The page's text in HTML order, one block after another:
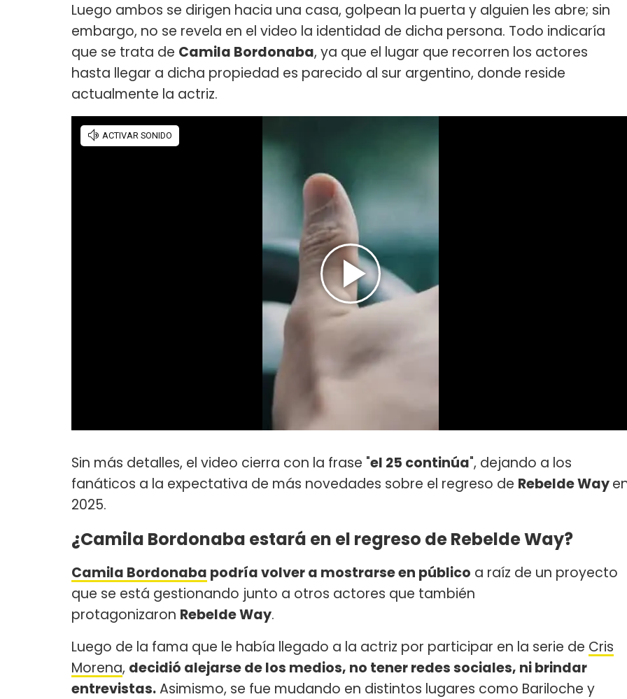
Luego ambos se dirigen hacia una casa, golpean la puerta y alguien les abre; sin
embargo, no se revela en el video la identidad de dicha persona. Todo indicaría
que se trata de Camila Bordonaba, ya que el lugar que recorren los actores
hasta llegar a dicha propiedad es parecido al sur argentino, donde reside
actualmente la actriz.
Sin más detalles, el video cierra con la frase "el 25 continúa", dejando a los
fanáticos a la expectativa de más novedades sobre el regreso de Rebelde Way
2025.
¿Camila Bordonaba estará en el regreso de Rebelde Way?
Camila Bordonaba podría volver a mostrarse en público a raíz de un proyecto
que se está gestionando junto a otros actores que también
protagonizaron Rebelde Way.
Luego de la fama que le había llegado a la actriz por participar en la serie de Cris
Morena, decidió alejarse de los medios, no tener redes sociales, ni brindar
entrevistas.Asimismo, se fue mudando en distintos lugares como Bariloche y